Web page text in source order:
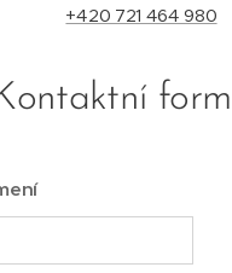
+420 721 464 980